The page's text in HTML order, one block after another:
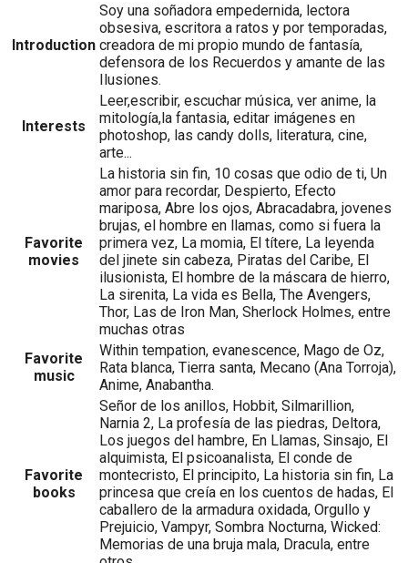
Introduction
Soy una soñadora empedernida, lectora
obsesiva, escritora a ratos y por temporadas,
creadora de mi propio mundo de fantasía,
defensora de los Recuerdos y amante de las
Ilusiones.
Interests
Leer,escribir, escuchar música, ver anime, la
mitología,la fantasia, editar imágenes en
photoshop, las candy dolls, literatura, cine,
arte...
Favorite
movies
La historia sin fin, 10 cosas que odio de ti, Un
amor para recordar, Despierto, Efecto
mariposa, Abre los ojos, Abracadabra, jovenes
brujas, el hombre en llamas, como si fuera la
primera vez, La momia, El títere, La leyenda
del jinete sin cabeza, Piratas del Caribe, El
ilusionista, El hombre de la máscara de hierro,
La sirenita, La vida es Bella, The Avengers,
Thor, Las de Iron Man, Sherlock Holmes, entre
muchas otras
Favorite
music
Within tempation, evanescence, Mago de Oz,
Rata blanca, Tierra santa, Mecano (Ana Torroja),
Anime, Anabantha.
Favorite
books
Señor de los anillos, Hobbit, Silmarillion,
Narnia 2, La profesía de las piedras, Deltora,
Los juegos del hambre, En Llamas, Sinsajo, El
alquimista, El psicoanalista, El conde de
montecristo, El principito, La historia sin fin, La
princesa que creía en los cuentos de hadas, El
caballero de la armadura oxidada, Orgullo y
Prejuicio, Vampyr, Sombra Nocturna, Wicked:
Memorias de una bruja mala, Dracula, entre